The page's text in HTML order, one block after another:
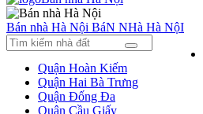
Bán nhà Hà Nội BáN NHà Hà NộI
Quận Hoàn Kiếm
Quận Hai Bà Trưng
Quận Đống Đa
Quận Cầu Giấy